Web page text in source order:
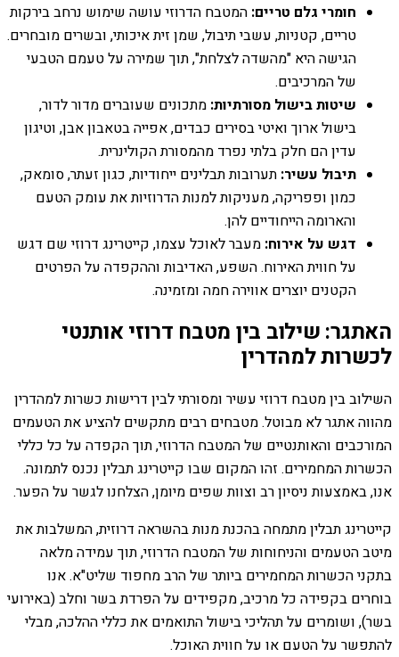
חומרי גלם טריים: המטבח הדרוזי עושה שימוש נרחב בירקות
טריים, קטניות, עשבי תיבול, שמן זית איכותי, ובשרים מובחרים.
הגישה היא "מהשדה לצלחת", תוך שמירה על טעמם הטבעי
של המרכיבים.
שיטות בישול מסורתיות: מתכונים שעוברים מדור לדור,
בישול ארוך ואיטי בסירים כבדים, אפייה בטאבון אבן, וטיגון
עדין הם חלק בלתי נפרד מהמסורת הקולינרית.
תיבול עשיר: תערובות תבלינים ייחודיות, כגון זעתר, סומאק,
כמון ופפריקה, מעניקות למנות הדרוזיות את עומק הטעם
והארומה הייחודיים להן.
דגש על אירוח: מעבר לאוכל עצמו, קייטרינג דרוזי שם דגש
על חווית האירוח. השפע, האדיבות וההקפדה על הפרטים
הקטנים יוצרים אווירה חמה ומזמינה.
האתגר: שילוב בין מטבח דרוזי אותנטי
לכשרות למהדרין
השילוב בין מטבח דרוזי עשיר ומסורתי לבין דרישות כשרות למהדרין
מהווה אתגר לא מבוטל. מטבחים רבים מתקשים להציע את הטעמים
המורכבים והאותנטיים של המטבח הדרוזי, תוך הקפדה על כל כללי
הכשרות המחמירים. זהו המקום שבו קייטרינג תבלין נכנס לתמונה.
אנו, באמצעות ניסיון רב וצוות שפים מיומן, הצלחנו לגשר על הפער.
קייטרינג תבלין מתמחה בהכנת מנות בהשראה דרוזית, המשלבות את
מיטב הטעמים והניחוחות של המטבח הדרוזי, תוך עמידה מלאה
בתקני הכשרות המחמירים ביותר של הרב מחפוד שליט"א. אנו
בוחרים בקפידה כל מרכיב, מקפידים על הפרדת בשר וחלב (באירועי
בשר), ושומרים על תהליכי בישול התואמים את כללי ההלכה, מבלי
להתפשר על הטעם או על חווית האוכל.